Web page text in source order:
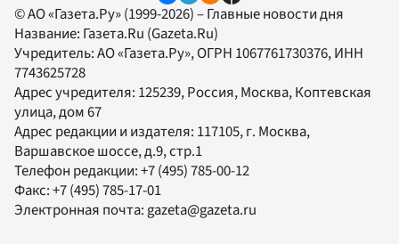
© АО «Газета.Ру» (1999-2026) – Главные новости дня
Название: Газета.Ru (Gazeta.Ru)
Учредитель:АО «Газета.Ру», ОГРН 1067761730376, ИНН
7743625728
Адрес учредителя: 125239, Россия, Москва, Коптевская
улица, дом 67
Адрес редакции и издателя: 117105, г. Москва,
Варшавское шоссе, д.9, стр.1
Телефон редакции:+7 (495) 785-00-12
Факс:+7 (495) 785-17-01
Электронная почта:gazeta@gazeta.ru